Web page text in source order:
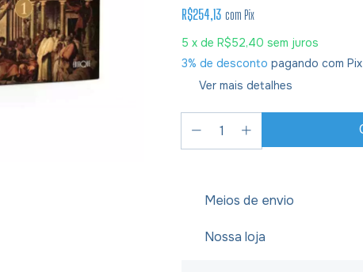
R$254,13 com Pix
5 x de R$52,40 sem juros
3% de desconto pagando com Pix
Ver mais detalhes
Meios de envio
Nossa loja